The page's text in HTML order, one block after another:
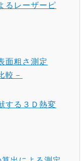
るレーザーピ
面粗さ測定
較－
する３Ｄ熱変